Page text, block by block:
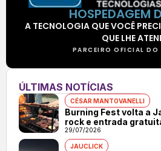
HOSPEDAGEM
A TECNOLOGIA QUE VOCÊ
QUE LHE
PARCEIRO OFICIAL DO
ÚLTIMAS NOTÍCIAS
CÉSAR MANTOVANELLI
Burning Fest volta a
rock e entrada
29/07/2026
JAUCLICK